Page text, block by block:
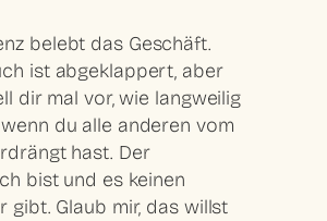
belebt das Geschäft.
ist abgeklappert, aber
dir mal vor, wie langweilig
du alle anderen vom
hast. Der
bist und es keinen
gibt. Glaub mir, das willst